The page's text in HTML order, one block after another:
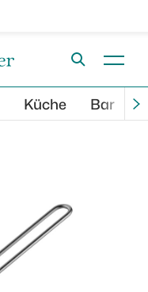
Küche Bar